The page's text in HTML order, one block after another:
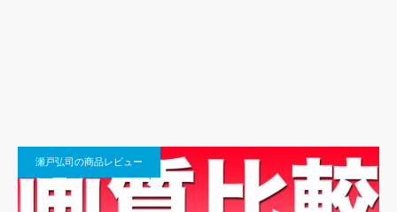
瀬戸弘司の商品レビュー